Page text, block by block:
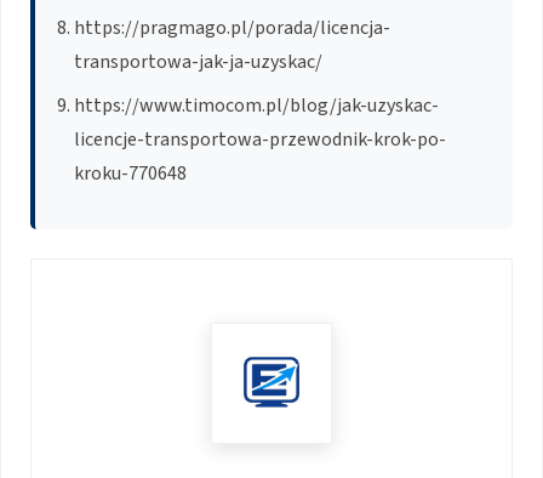
https://pragmago.pl/porada/licencja-
transportowa-jak-ja-uzyskac/
https://www.timocom.pl/blog/jak-uzyskac-
licencje-transportowa-przewodnik-krok-po-
kroku-770648